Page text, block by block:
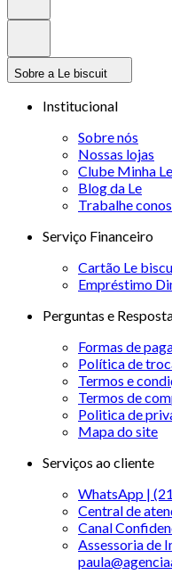
Sobre a Le biscuit
Institucional
Sobre nós
Nossas lojas
Clube Minha Le
Blog da Le
Trabalhe
Serviço Financeiro
Cartão Le
Empréstimo
Perguntas e
Formas de
Política de
Termos e
Termos de
Politica de
Mapa do site
Serviços ao cliente
WhatsApp |
Central de
Canal
Assessoria de